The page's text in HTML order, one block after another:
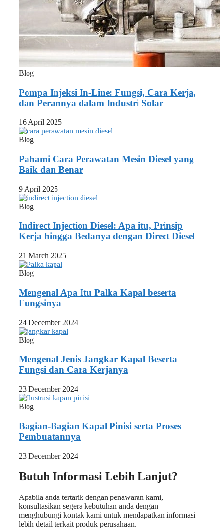
Blog
Pompa Injeksi In-Line: Fungsi, Cara Kerja,
dan Perannya dalam Industri Solar
16 April 2025
Blog
Pahami Cara Perawatan Mesin Diesel yang
Baik dan Benar
9 April 2025
Blog
Indirect Injection Diesel: Apa itu, Prinsip
Kerja hingga Bedanya dengan Direct Diesel
21 March 2025
Blog
Mengenal Apa Itu Palka Kapal beserta
Fungsinya
24 December 2024
Blog
Mengenal Jenis Jangkar Kapal Beserta
Fungsi dan Cara Kerjanya
23 December 2024
Blog
Bagian-Bagian Kapal Pinisi serta Proses
Pembuatannya
23 December 2024
Butuh Informasi Lebih Lanjut?
Apabila anda tertarik dengan penawaran kami,
konsultasikan segera kebutuhan anda dengan
menghubungi kontak kami untuk mendapatkan informasi
lebih detail terkait produk perusahaan.